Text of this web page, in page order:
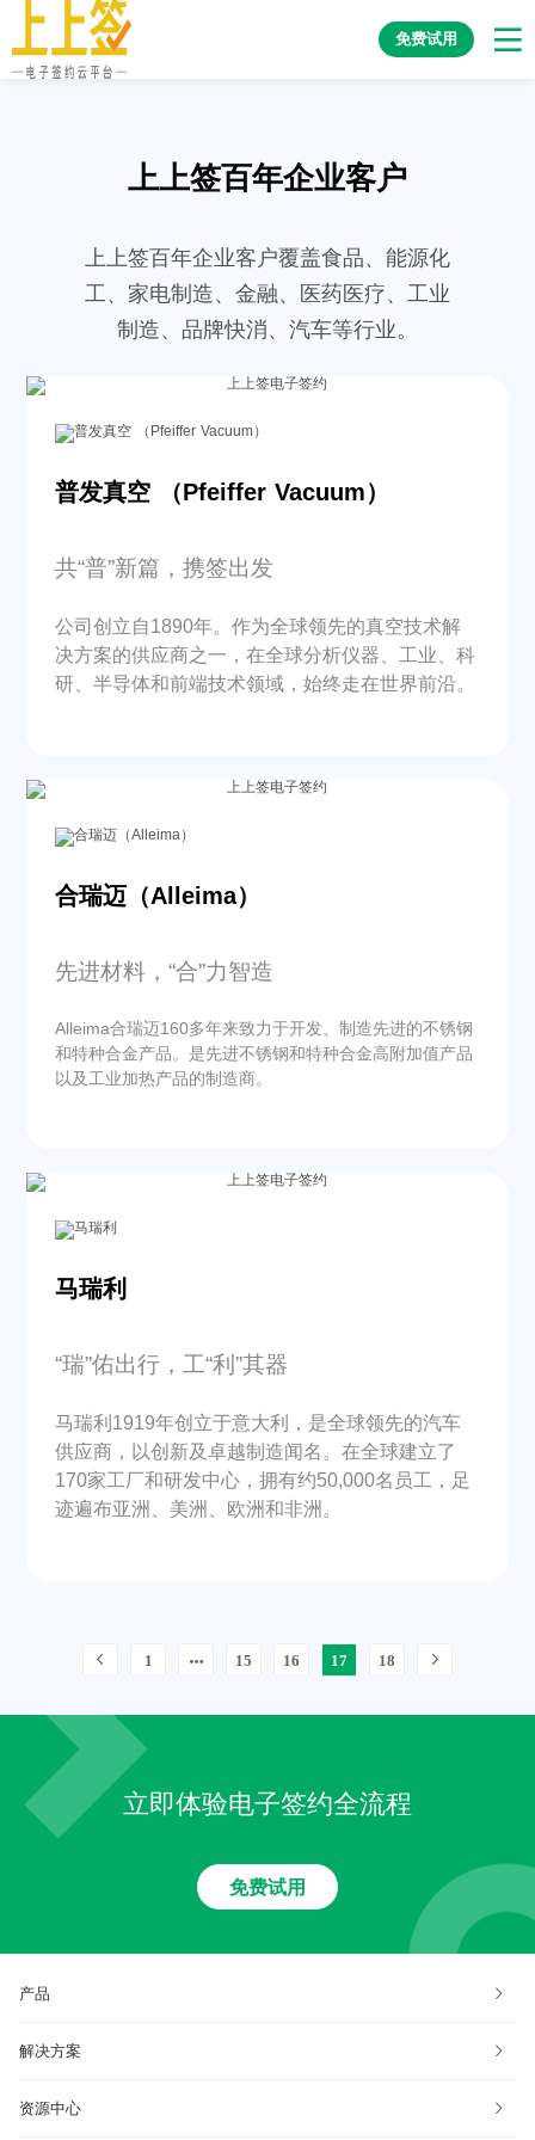
免费试用
上上签百年企业客户
上上签百年企业客户覆盖食品、能源化
工、家电制造、金融、医药医疗、工业
制造、品牌快消、汽车等行业。
普发真空 （Pfeiffer Vacuum）
共“普”新篇，携签出发
公司创立自1890年。作为全球领先的真空技术解
决方案的供应商之一，在全球分析仪器、工业、科
研、半导体和前端技术领域，始终走在世界前沿。
合瑞迈（Alleima）
先进材料，“合”力智造
Alleima合瑞迈160多年来致力于开发、制造先进的不锈钢
和特种合金产品。 是先进不锈钢和特种合金高附加值产品
以及工业加热产品的制造商。
马瑞利
“瑞”佑出行，工“利”其器
马瑞利1919年创立于意大利，是全球领先的汽车
供应商，以创新及卓越制造闻名。在全球建立了
170家工厂和研发中心，拥有约50,000名员工，足
迹遍布亚洲、美洲、欧洲和非洲。
1 15 16 17 18
立即体验电子签约全流程
免费试用
产品
解决方案
资源中心